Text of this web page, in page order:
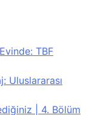
TBF
Uluslararası
| 4. Bölüm